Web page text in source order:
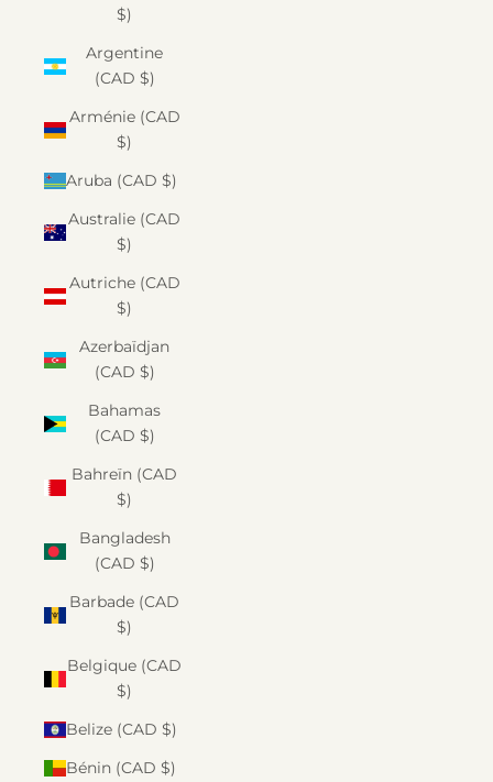
$)
Argentine
(CAD $)
Arménie (CAD
$)
Aruba (CAD $)
Australie (CAD
$)
Autriche (CAD
$)
Azerbaïdjan
(CAD $)
Bahamas
(CAD $)
Bahreïn (CAD
$)
Bangladesh
(CAD $)
Barbade (CAD
$)
Belgique (CAD
$)
Belize (CAD $)
Bénin (CAD $)